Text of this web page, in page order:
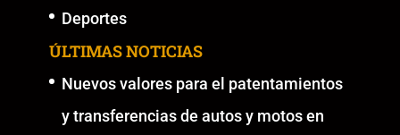
Deportes
ÚLTIMAS NOTICIAS
Nuevos valores para el patentamientos
y transferencias de autos y motos en